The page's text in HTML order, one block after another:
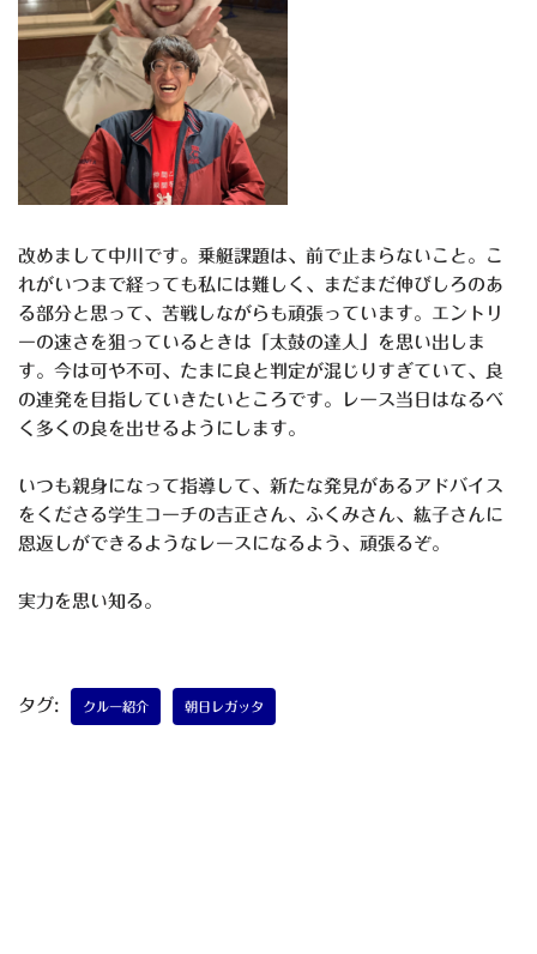
改めまして中川です。乗艇課題は、前で止まらないこと。こ
れがいつまで経っても私には難しく、まだまだ伸びしろのあ
る部分と思って、苦戦しながらも頑張っています。エントリ
ーの速さを狙っているときは「太鼓の達人」を思い出しま
す。今は可や不可、たまに良と判定が混じりすぎていて、良
の連発を目指していきたいところです。レース当日はなるべ
く多くの良を出せるようにします。
いつも親身になって指導して、新たな発見があるアドバイス
をくださる学生コーチの吉正さん、ふくみさん、紘子さんに
恩返しができるようなレースになるよう、頑張るぞ。
実力を思い知る。
タグ: クルー紹介 朝日レガッタ